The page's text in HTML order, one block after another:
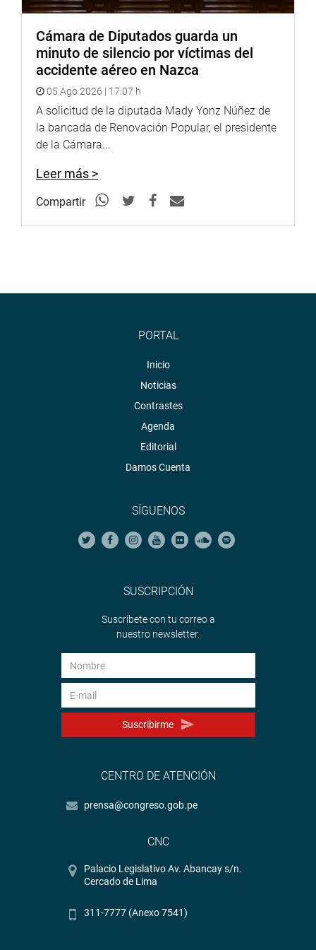
Cámara de Diputados guarda un
minuto de silencio por víctimas del
accidente aéreo en Nazca
05 Ago 2026 | 17:07 h
A solicitud de la diputada Mady Yonz Núñez de
la bancada de Renovación Popular, el presidente
de la Cámara...
Leer más >
Compartir
PORTAL
Inicio
Noticias
Contrastes
Agenda
Editorial
Damos Cuenta
SÍGUENOS
SUSCRIPCIÓN
Suscríbete con tu correo a
nuestro newsletter.
Suscribirme
CENTRO DE ATENCIÓN
prensa@congreso.gob.pe
CNC
Palacio Legislativo Av. Abancay s/n.
Cercado de Lima
311-7777 (Anexo 7541)